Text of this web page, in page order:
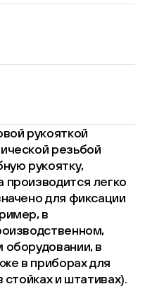
рукояткой
резьбой
рукоятку,
легко
для фиксации
в
в
в приборах для
и штативах).